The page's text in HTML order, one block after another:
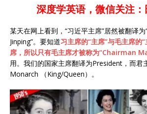
深度学英语，微信关注
某天在网上看到，“习近平主席”居然被翻译
Jinping”。要知道习主席的“主席”与毛主席的
席，所以只有毛主席才被称为“Chairman
用。我们的国家主席翻译为President，而君
Monarch （King/Queen）。